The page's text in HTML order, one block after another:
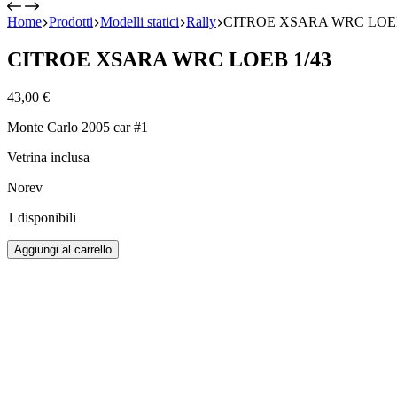
Home Prodotti Modelli statici Rally CITROE XSARA WRC
CITROE XSARA WRC LOEB 1/43
43,00 €
Monte Carlo 2005 car #1
Vetrina inclusa
Norev
1 disponibili
CITROE
XSARA
Aggiungi al carrello